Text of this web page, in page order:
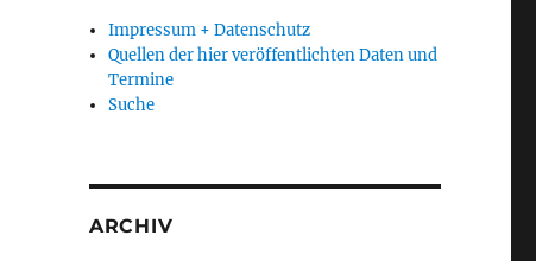
Impressum + Datenschutz
Quellen der hier veröffentlichten Daten und
Termine
Suche
ARCHIV